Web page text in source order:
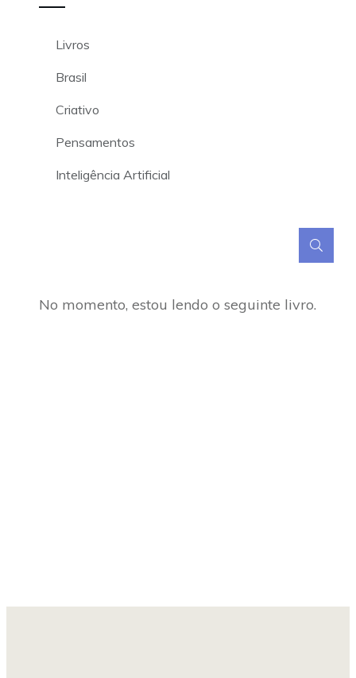
Livros
Brasil
Criativo
Pensamentos
Inteligência Artificial
No momento, estou lendo o seguinte livro.